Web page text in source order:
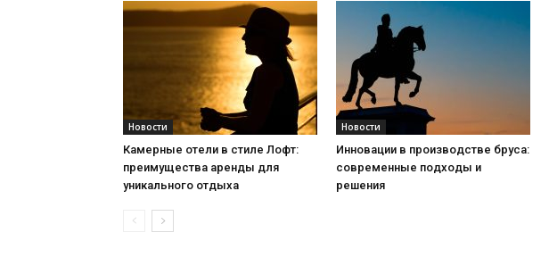
Новости
Камерные отели в стиле Лофт:
преимущества аренды для
уникального отдыха
Новости
Инновации в производстве бруса:
современные подходы и
решения